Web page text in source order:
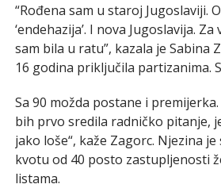
“Rođena sam u staroj Jugoslaviji.
‘endehazija’. I nova Jugoslavija.
sam bila u ratu”, kazala je Sabina
16 godina priključila partizanima.
Sa 90 možda postane i
bih prvo sredila radničko pitanje,
jako loše“, kaže Zagorc. Njezina
kvotu od 40 posto zastupljenosti
listama.